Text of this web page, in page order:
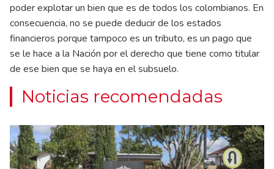
poder explotar un bien que es de todos los colombianos. En
consecuencia, no se puede deducir de los estados
financieros porque tampoco es un tributo, es un pago que
se le hace a la Nación por el derecho que tiene como titular
de ese bien que se haya en el subsuelo.
Noticias recomendadas